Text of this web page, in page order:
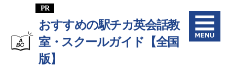
おすすめの駅チカ英会話教
室・スクールガイド【全国
版】